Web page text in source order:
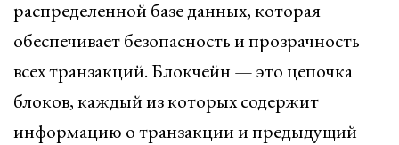
распределенной базе данных, которая
обеспечивает безопасность и прозрачность
всех транзакций. Блокчейн — это цепочка
блоков, каждый из которых содержит
информацию о транзакции и предыдущий